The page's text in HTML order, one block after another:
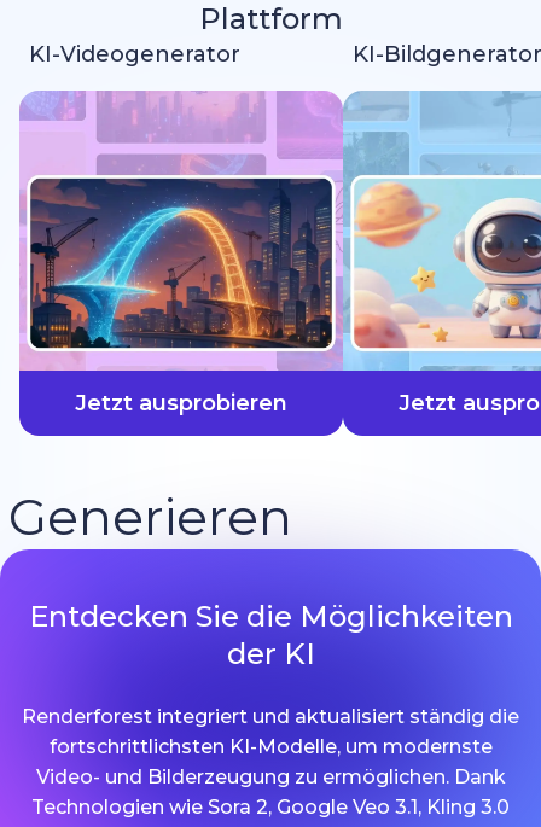
Plattform
KI-Videogenerator
Jetzt ausprobieren
KI-Bildgenerator
Jetzt
Generieren
schneller
Entdecken Sie die Möglichkeiten
der KI
Renderforest integriert und aktualisiert ständig die
fortschrittlichsten KI-Modelle, um modernste
Video- und Bilderzeugung zu ermöglichen. Dank
Technologien wie Sora 2, Google Veo 3.1, Kling 3.0